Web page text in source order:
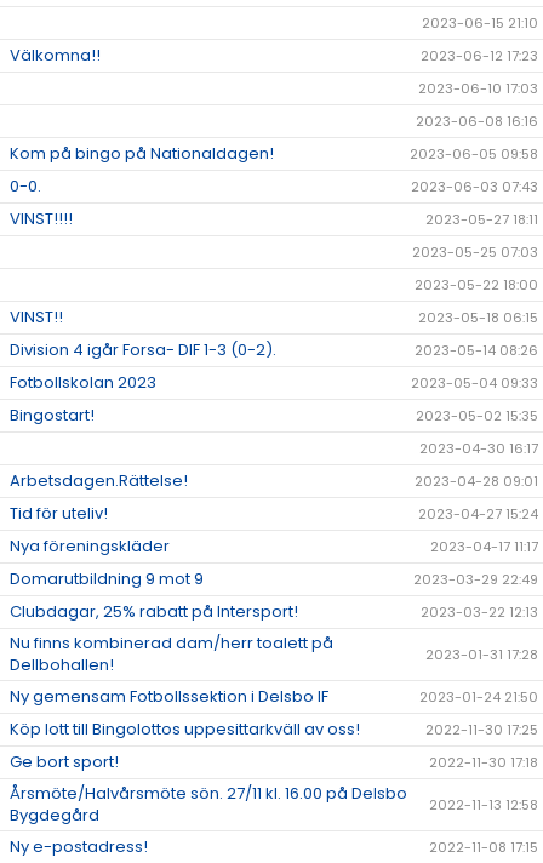
2023-06-15 21:10
Välkomna!!
2023-06-12 17:23
2023-06-10 17:03
2023-06-08 16:16
Kom på bingo på Nationaldagen! 2023-06-05 09:58
0-0. 2023-06-03 07:43
VINST!!!!
2023-05-27 18:11
2023-05-25 07:03
2023-05-22 18:00
VINST!! 2023-05-18 06:15
Division 4 igår Forsa- DIF 1-3 (0-2). 2023-05-14 08:26
Fotbollskolan 2023 2023-05-04 09:33
Bingostart!
2023-05-02 15:35
2023-04-30 16:17
Arbetsdagen.Rättelse! 2023-04-28 09:01
Tid för uteliv! 2023-04-27 15:24
Nya föreningskläder 2023-04-17 11:17
Domarutbildning 9 mot 9 2023-03-29 22:49
Clubdagar, 25% rabatt på Intersport! 2023-03-22 12:13
Nu finns kombinerad dam/herr toalett på
Dellbohallen!
2023-01-31 17:28
Ny gemensam Fotbollssektion i Delsbo IF 2023-01-24 21:50
Köp lott till Bingolottos uppesittarkväll av oss! 2022-11-30 17:25
Ge bort sport! 2022-11-30 17:18
Årsmöte/Halvårsmöte sön. 27/11 kl. 16.00 på Delsbo
Bygdegård
2022-11-13 12:58
Ny e-postadress! 2022-11-08 17:15